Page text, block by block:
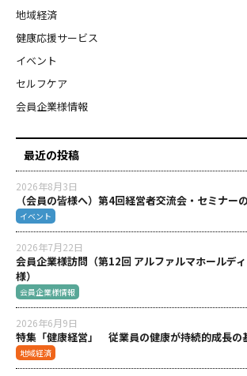
地域経済
健康応援サービス
イベント
セルフケア
会員企業様情報
最近の投稿
2026年8月3日
（会員の皆様へ）第4回経営者交流会・セミナー
イベント
2026年7月22日
会員企業様訪問（第12回 アルファルマホールデ
様）
会員企業様情報
2026年6月9日
特集「健康経営」 従業員の健康が持続的成長の
地域経済